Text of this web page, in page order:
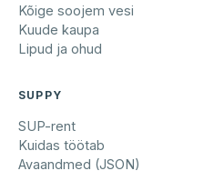
Kõige soojem vesi
Kuude kaupa
Lipud ja ohud
SUPPY
SUP-rent
Kuidas töötab
Avaandmed (JSON)